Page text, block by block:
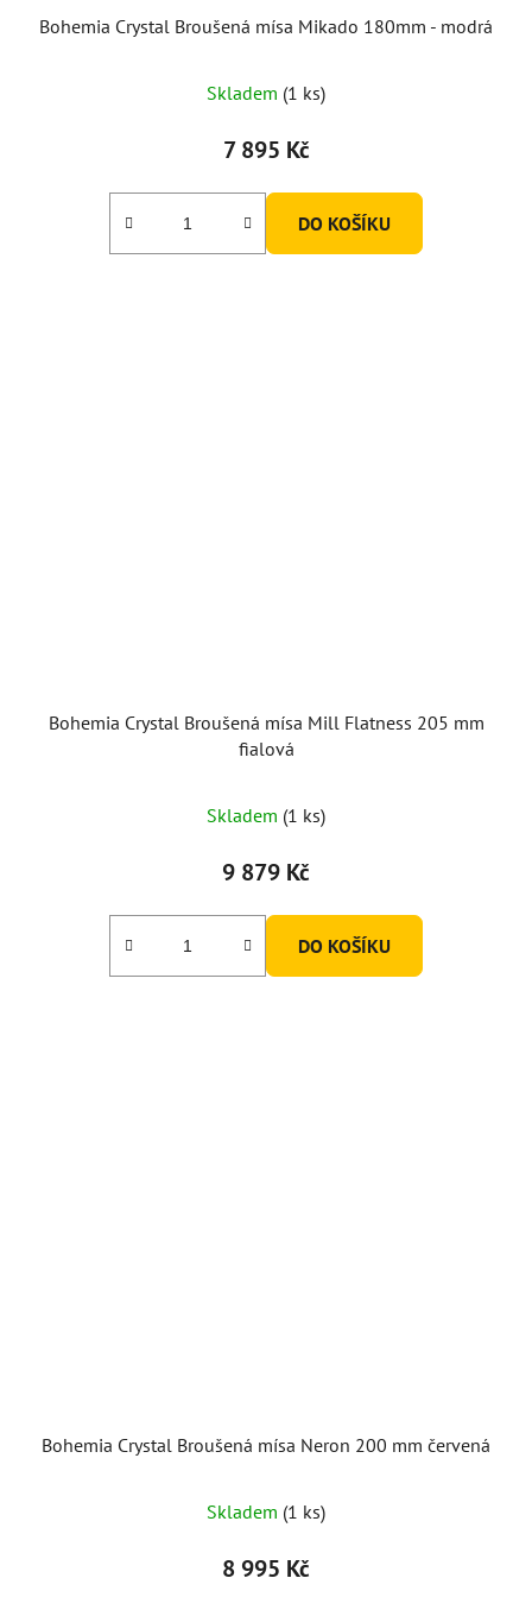
Bohemia Crystal Broušená mísa Mikado 180mm - modrá
Skladem (1 ks)
7 895 Kč
DO KOŠÍKU
Bohemia Crystal Broušená mísa Mill Flatness 205 mm
fialová
Skladem (1 ks)
9 879 Kč
DO KOŠÍKU
Bohemia Crystal Broušená mísa Neron 200 mm červená
Skladem (1 ks)
8 995 Kč